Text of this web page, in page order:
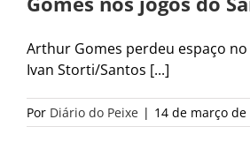
Arthur Gomes perdeu espaço
Ivan Storti/Santos [...]
Por Diário do Peixe | 14 de março de